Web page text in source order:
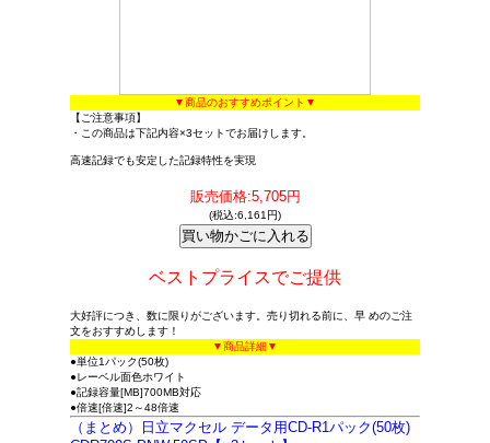
▼商品のおすすめポイント▼
【ご注意事項】
・この商品は下記内容×3セットでお届けします。
高速記録でも安定した記録特性を実現
販売価格:5,705円
(税込:6,161円)
ベストプライスでご提供
大好評につき、数に限りがございます。売り切れる前に、早 めのご注
文をおすすめします！
▼商品詳細▼
●単位1パック(50枚)
●レーベル面色ホワイト
●記録容量[MB]700MB対応
●倍速[倍速]2～48倍速
（まとめ）日立マクセル データ用CD-R1パック(50枚)